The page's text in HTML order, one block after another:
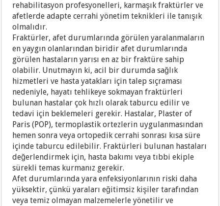
rehabilitasyon profesyonelleri, karmaşık fraktürler ve
afetlerde adapte cerrahi yönetim teknikleri ile tanışık
olmalıdır.
Fraktürler, afet durumlarında görülen yaralanmaların
en yaygın olanlarından biridir afet durumlarında
görülen hastaların yarısı en az bir fraktüre sahip
olabilir. Unutmayın ki, acil bir durumda sağlık
hizmetleri ve hasta yatakları için talep sıçraması
nedeniyle, hayatı tehlikeye sokmayan fraktürleri
bulunan hastalar çok hızlı olarak taburcu edilir ve
tedavi için beklemeleri gerekir. Hastalar, Plaster of
Paris (POP), termoplastik ortezlerin uygulanmasından
hemen sonra veya ortopedik cerrahi sonrası kısa süre
içinde taburcu edilebilir. Fraktürleri bulunan hastaları
değerlendirmek için, hasta bakımı veya tıbbi ekiple
sürekli temas kurmanız gerekir.
Afet durumlarında yara enfeksiyonlarının riski daha
yüksektir, çünkü yaraları eğitimsiz kişiler tarafından
veya temiz olmayan malzemelerle yönetilir ve